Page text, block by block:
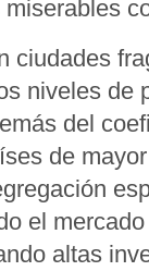
ciudades
niveles de
del
de
el
altas